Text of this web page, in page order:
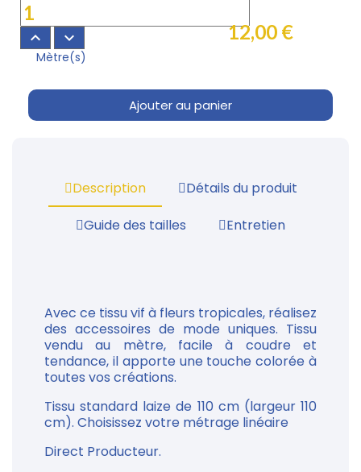
keyboard_arrow_up keyboard_arrow_down
Mètre(s)
12,00 €
Ajouter au panier
Description
Détails du produit
Guide des tailles
Entretien
Avec ce tissu vif à fleurs tropicales, réalisez
des accessoires de mode uniques. Tissu
vendu au mètre, facile à coudre et
tendance, il apporte une touche colorée à
toutes vos créations.
Tissu standard laize de 110 cm (largeur 110
cm). Choisissez votre métrage linéaire
Direct Producteur.